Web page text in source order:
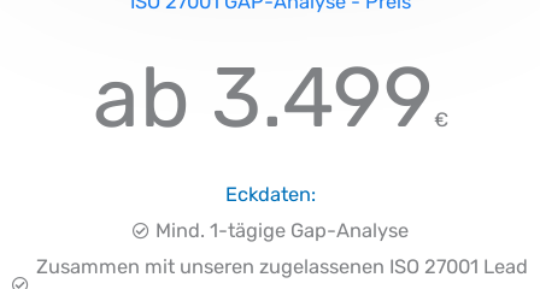
ab 3.499 €
Eckdaten:
Mind. 1-tägige Gap-Analyse
Zusammen mit unseren zugelassenen ISO 27001 Lead